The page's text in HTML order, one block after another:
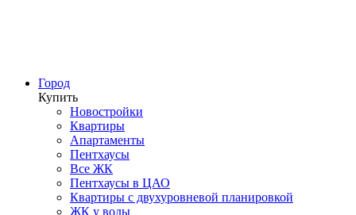
Город
Купить
Новостройки
Квартиры
Апартаменты
Пентхаусы
Все ЖК
Пентхаусы в ЦАО
Квартиры с двухуровневой планировкой
ЖК у воды